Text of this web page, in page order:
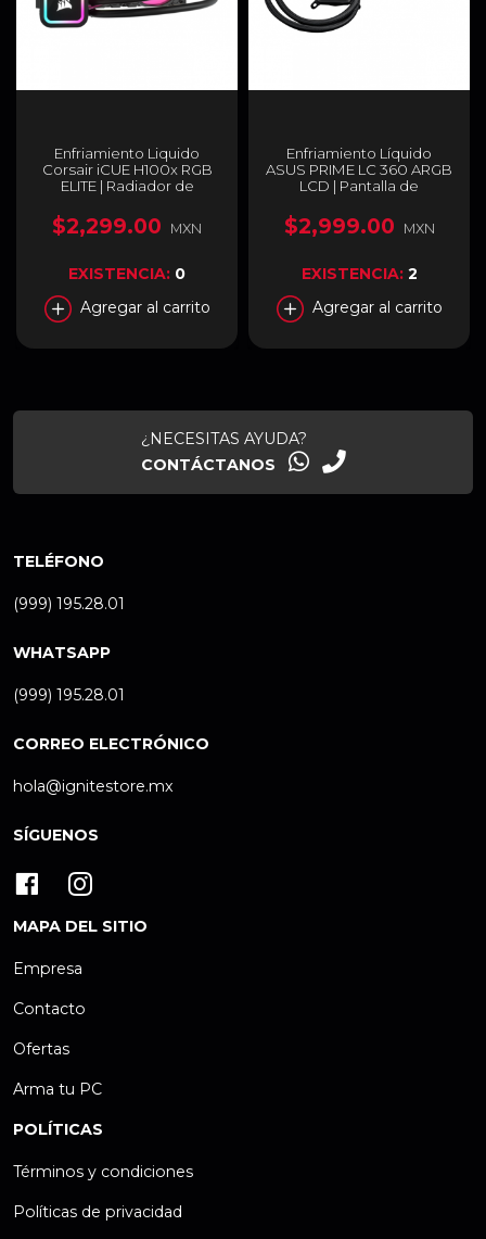
Enfriamiento Liquido
Corsair iCUE H100x RGB
ELITE | Radiador de
2x120mm | AM5 / LGA1700 |
CW-9060065-WW2
$2,299.00 MXN
EXISTENCIA: 0
Agregar al carrito
Enfriamiento Líquido
ASUS PRIME LC 360 ARGB
LCD | Pantalla de
800 a 3600 RPM | 36.5
dBA | AM5 / AM4 | LGA 1851
Negro | PRIME LC 360
ARGB LCD
$2,999.00 MXN
EXISTENCIA: 2
Agregar al carrito
¿NECESITAS AYUDA?
CONTÁCTANOS
TELÉFONO
(999) 195.28.01
WHATSAPP
(999) 195.28.01
CORREO ELECTRÓNICO
hola@ignitestore.mx
SÍGUENOS
MAPA DEL SITIO
Empresa
Contacto
Ofertas
Arma tu PC
POLÍTICAS
Términos y condiciones
Políticas de privacidad